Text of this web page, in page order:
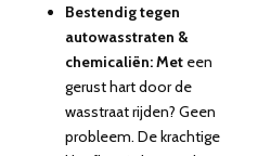
Bestendig tegen
autowasstraten &
chemicaliën: Met een
gerust hart door de
wasstraat rijden? Geen
probleem. De krachtige